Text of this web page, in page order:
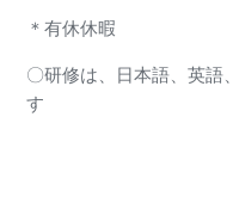
＊有休休暇
〇研修は、日本語、英語
す